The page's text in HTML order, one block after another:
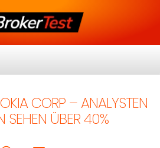
CORP – ANALYSTEN
SEHEN ÜBER 40%